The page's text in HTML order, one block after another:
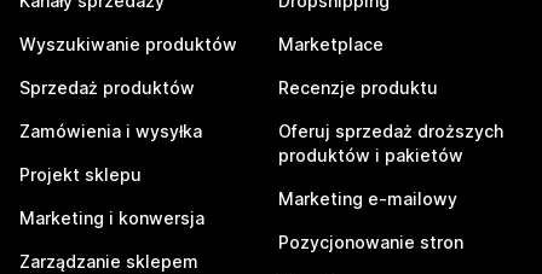
Wyszukiwanie produktów
Sprzedaż produktów
Zamówienia i wysyłka
Projekt sklepu
Marketing i konwersja
Zarządzanie sklepem
Marketplace
Recenzje produktu
Oferuj sprzedaż droższych
produktów i pakietów
Marketing e-mailowy
Pozycjonowanie stron